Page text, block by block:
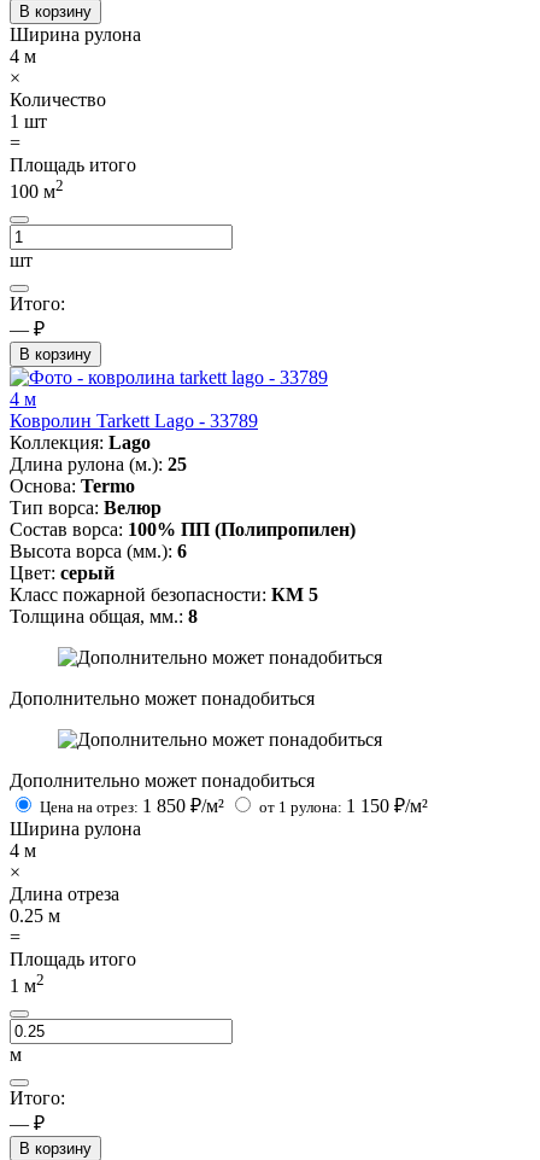
В корзину
Ширина рулона
4 м
×
Количество
1 шт
=
Площадь итого
100 м2
шт
Итого:
— ₽
В корзину
4 м
Ковролин Tarkett Lago - 33789
Коллекция: Lago
Длина рулона (м.): 25
Основа: Termo
Тип ворса: Велюр
Состав ворса: 100% ПП (Полипропилен)
Высота ворса (мм.): 6
Цвет: серый
Класс пожарной безопасности: КМ 5
Толщина общая, мм.: 8
Дополнительно может понадобиться
Дополнительно может понадобиться
Цена на отрез: 1 850 ₽/м² от 1 рулона: 1 150 ₽/м²
Ширина рулона
4 м
×
Длина отреза
0.25 м
=
Площадь итого
1 м2
м
Итого:
— ₽
В корзину